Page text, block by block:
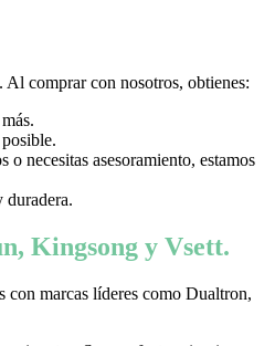
Al comprar con nosotros, obtienes:
necesitas asesoramiento, estamos
duradera.
Kingsong y Vsett.
con marcas líderes como Dualtron,